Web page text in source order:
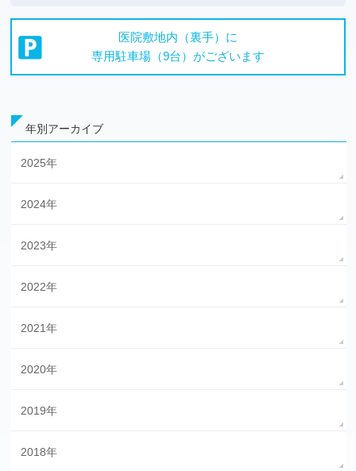
医院敷地内（裏手）に
専用駐車場（9台）がございます
年別アーカイブ
2025年
2024年
2023年
2022年
2021年
2020年
2019年
2018年